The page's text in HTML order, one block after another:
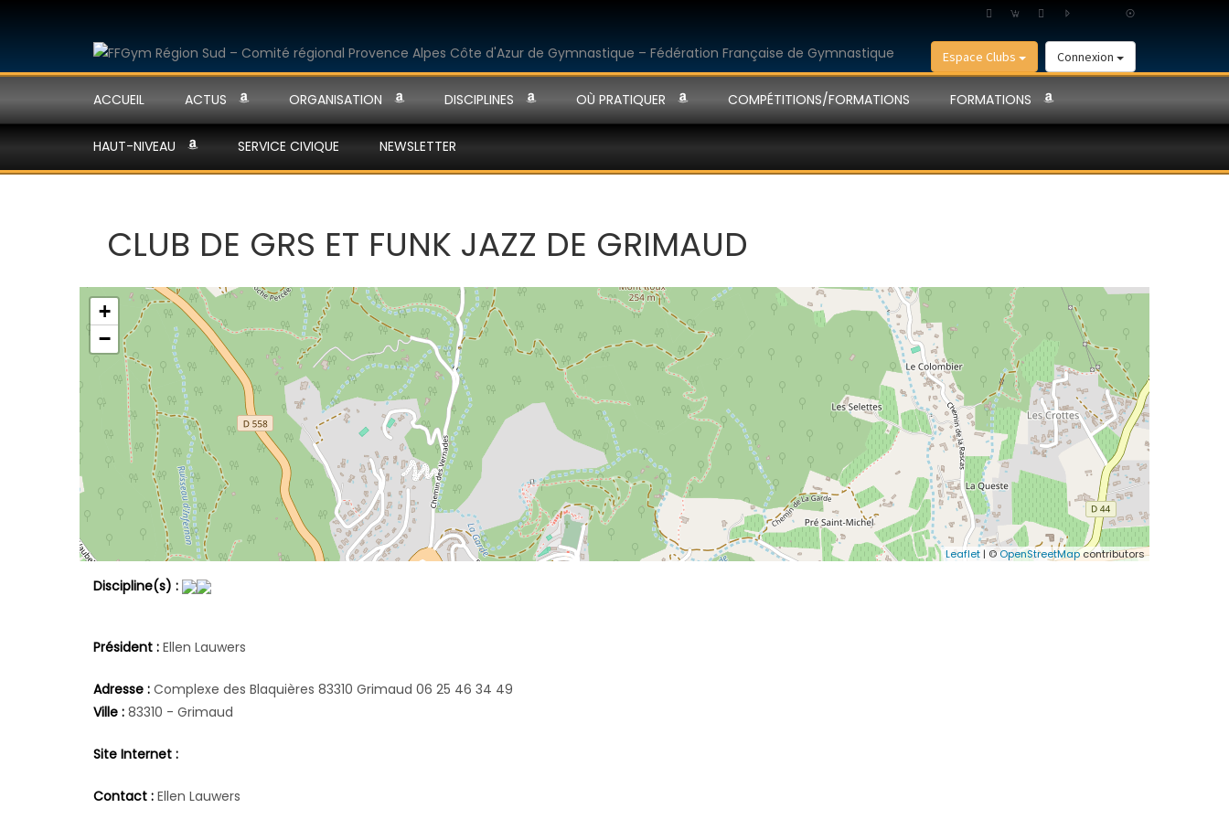
Connexion
Espace Clubs
ACCUEIL ACTUS ORGANISATION DISCIPLINES OÙ PRATIQUER COMPÉTITIONS/FORMATIONS FORMATIONS
HAUT-NIVEAU SERVICE CIVIQUE NEWSLETTER
CLUB DE GRS ET FUNK JAZZ DE GRIMAUD
+
−
Leaflet | © OpenStreetMapcontributors
Discipline(s) :
Président : Ellen Lauwers
Adresse : Complexe des Blaquières 83310 Grimaud 06 25 46 34 49
Ville : 83310 - Grimaud
Site Internet :
Contact : Ellen Lauwers